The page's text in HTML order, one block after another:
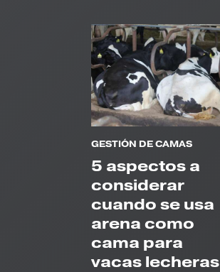
GESTIÓN DE CAMAS
5 aspectos a
considerar
cuando se usa
arena como
cama para
vacas lecheras